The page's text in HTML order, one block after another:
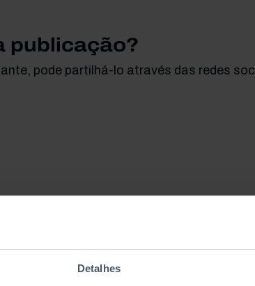
Detalhes
publicação?
pode partilhá-lo através das redes